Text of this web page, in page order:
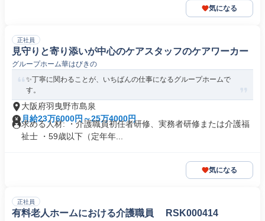
気になる
正社員
見守りと寄り添いが中心のケアスタッフのケアワーカー
グループホーム華はびきの
✨丁寧に関わることが、いちばんの仕事になるグループホームで
す。
大阪府羽曳野市島泉
月給23万6000円～25万4000円
求める人材: ・介護職員初任者研修、実務者研修または介護福
祉士 ・59歳以下（定年年...
気になる
正社員
有料老人ホームにおける介護職員 RSK000414